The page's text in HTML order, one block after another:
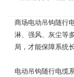
商场电动吊钩随行
淋、强风、灰尘等
局，才能保障系统
电动吊钩随行电缆